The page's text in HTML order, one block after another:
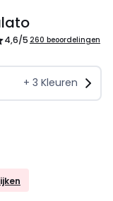
4,6/5 260 beoordelingen
+ 3 Kleuren